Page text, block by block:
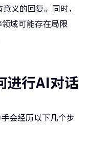
义的回复。同时，
域可能存在局限
进行AI对话
会经历以下几个步